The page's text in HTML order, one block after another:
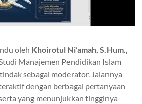
oleh Khoirotul Ni’amah, S.Hum.,
Manajemen Pendidikan Islam
sebagai moderator. Jalannya
dengan berbagai pertanyaan
yang menunjukkan tingginya